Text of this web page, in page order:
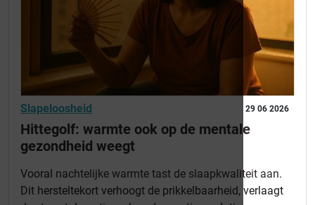
29 06 2026
Slapeloosheid
Hittegolf: warmte ook op de mentale
gezondheid weegt
Vooral nachtelijke warmte tast de slaapkwaliteit aan.
Dit hersteltekort verhoogt de prikkelbaarheid, verlaagt